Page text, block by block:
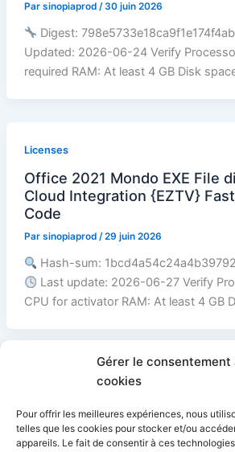
Gérer le consentement
cookies
Pour offrir les meilleures expériences, nous
telles que les cookies pour stocker et/ou
appareils. Le fait de consentir à ces
Par sinopiaprod /30 juin 2026
Digest:
Updated: 2026-06-24 Verify
required RAM: At least 4 GB Disk
Licenses
Office 2021 Mondo EXE File
Cloud Integration {EZTV}
Code
Par sinopiaprod /29 juin 2026
Hash-sum:
Last update: 2026-06-27 Verify
CPU for activator RAM: At least 4 GB
1